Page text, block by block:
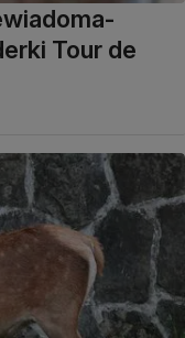
Tour de